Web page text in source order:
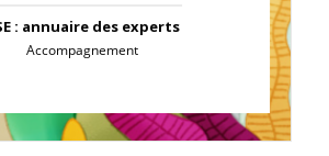
: annuaire des experts
Accompagnement